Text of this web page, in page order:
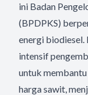
ini Badan
(BPDPKS)
energi biodiesel.
intensif
untuk
harga sawit,